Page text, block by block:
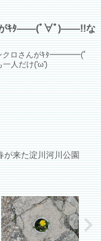
がｷﾀ――(ﾟ∀ﾟ)――!!な
クロさんがｷﾀ━━━━(ﾟ
人だけ('ω')
が来た淀川河川公園